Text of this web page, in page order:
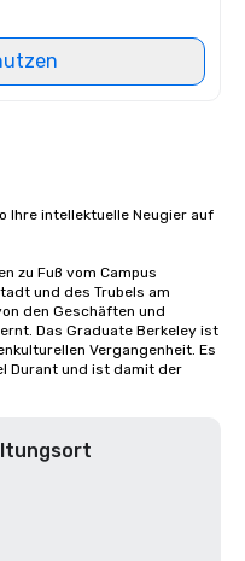
Ihre intellektuelle Neugier auf
zu Fuß vom Campus
und des Trubels am
den Geschäften und
Das Graduate Berkeley ist
Vergangenheit. Es
Durant und ist damit der